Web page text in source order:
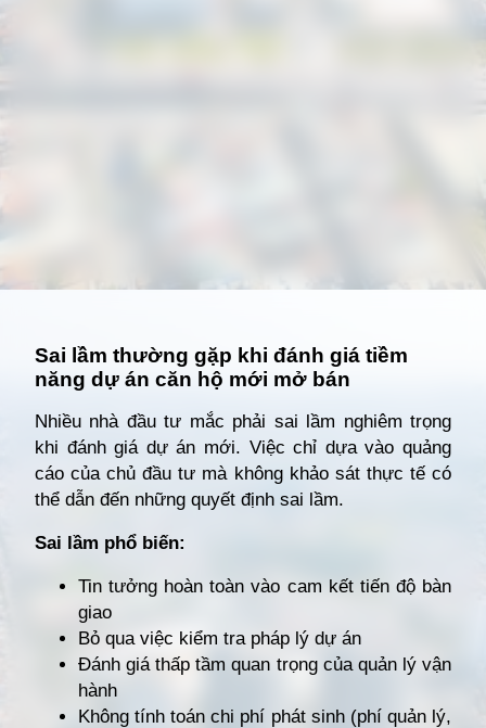
Sai lầm thường gặp khi đánh giá tiềm
năng dự án căn hộ mới mở bán
Nhiều nhà đầu tư mắc phải sai lầm nghiêm trọng
khi đánh giá dự án mới. Việc chỉ dựa vào quảng
cáo của chủ đầu tư mà không khảo sát thực tế có
thể dẫn đến những quyết định sai lầm.
Sai lầm phổ biến:
Tin tưởng hoàn toàn vào cam kết tiến độ bàn
giao
Bỏ qua việc kiểm tra pháp lý dự án
Đánh giá thấp tầm quan trọng của quản lý vận
hành
Không tính toán chi phí phát sinh (phí quản lý,